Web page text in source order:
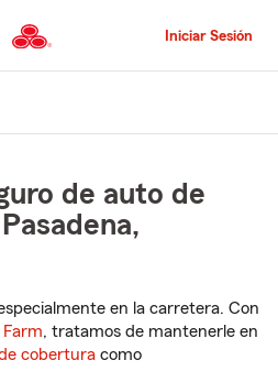
al
contenido
principal
Iniciar Sesión
de auto de
en la carretera. Con
, tratamos de mantenerle en
cobertura como